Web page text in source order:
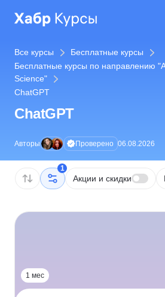
Все курсы
Бесплатные курсы
Бесплатные курсы по направлению
Science"
ChatGPT
ChatGPT
Авторы Проверено 06.08.2026
1
Акции и скидки
1 мес